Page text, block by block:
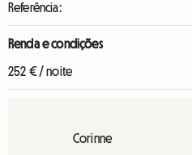
Referência:
Renda e condições
252 € / noite
Corinne